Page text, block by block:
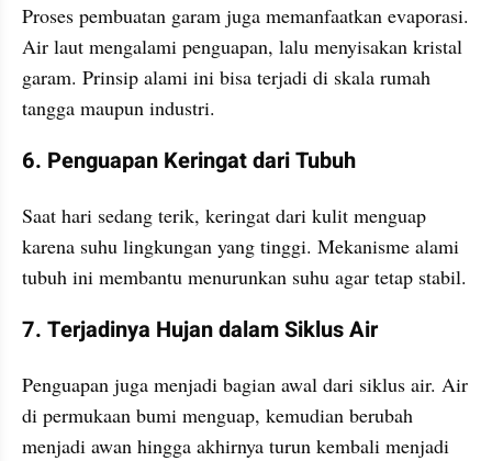
Proses pembuatan garam juga memanfaatkan evaporasi.
Air laut mengalami penguapan, lalu menyisakan kristal
garam. Prinsip alami ini bisa terjadi di skala rumah
tangga maupun industri.
6. Penguapan Keringat dari Tubuh
Saat hari sedang terik, keringat dari kulit menguap
karena suhu lingkungan yang tinggi. Mekanisme alami
tubuh ini membantu menurunkan suhu agar tetap stabil.
7. Terjadinya Hujan dalam Siklus Air
Penguapan juga menjadi bagian awal dari siklus air. Air
di permukaan bumi menguap, kemudian berubah
menjadi awan hingga akhirnya turun kembali menjadi